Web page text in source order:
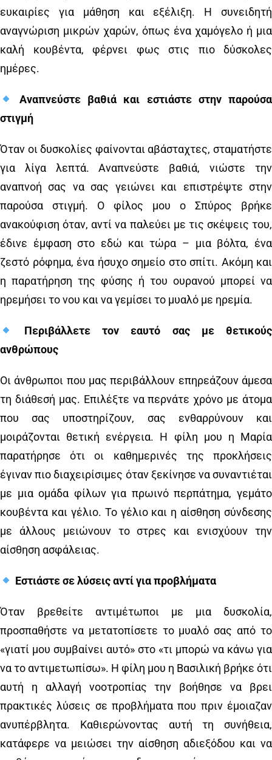
ευκαιρίες για μάθηση και εξέλιξη. Η συνειδητή
αναγνώριση μικρών χαρών, όπως ένα χαμόγελο ή μια
καλή κουβέντα, φέρνει φως στις πιο δύσκολες
ημέρες.
Αναπνεύστε βαθιά και εστιάστε στην παρούσα
στιγμή
Όταν οι δυσκολίες φαίνονται αβάσταχτες, σταματήστε
για λίγα λεπτά. Αναπνεύστε βαθιά, νιώστε την
αναπνοή σας να σας γειώνει και επιστρέψτε στην
παρούσα στιγμή. Ο φίλος μου ο Σπύρος βρήκε
ανακούφιση όταν, αντί να παλεύει με τις σκέψεις του,
έδινε έμφαση στο εδώ και τώρα – μια βόλτα, ένα
ζεστό ρόφημα, ένα ήσυχο σημείο στο σπίτι. Ακόμη και
η παρατήρηση της φύσης ή του ουρανού μπορεί να
ηρεμήσει το νου και να γεμίσει το μυαλό με ηρεμία.
Περιβάλλετε τον εαυτό σας με θετικούς
ανθρώπους
Οι άνθρωποι που μας περιβάλλουν επηρεάζουν άμεσα
τη διάθεσή μας. Επιλέξτε να περνάτε χρόνο με άτομα
που σας υποστηρίζουν, σας ενθαρρύνουν και
μοιράζονται θετική ενέργεια. Η φίλη μου η Μαρία
παρατήρησε ότι οι καθημερινές της προκλήσεις
έγιναν πιο διαχειρίσιμες όταν ξεκίνησε να συναντιέται
με μια ομάδα φίλων για πρωινό περπάτημα, γεμάτο
κουβέντα και γέλιο. Το γέλιο και η αίσθηση σύνδεσης
με άλλους μειώνουν το στρες και ενισχύουν την
αίσθηση ασφάλειας.
Εστιάστε σε λύσεις αντί για προβλήματα
Όταν βρεθείτε αντιμέτωποι με μια δυσκολία,
προσπαθήστε να μετατοπίσετε το μυαλό σας από το
«γιατί μου συμβαίνει αυτό» στο «τι μπορώ να κάνω για
να το αντιμετωπίσω». Η φίλη μου η Βασιλική βρήκε ότι
αυτή η αλλαγή νοοτροπίας την βοήθησε να βρει
πρακτικές λύσεις σε προβλήματα που πριν έμοιαζαν
ανυπέρβλητα. Καθιερώνοντας αυτή τη συνήθεια,
κατάφερε να μειώσει την αίσθηση αδιεξόδου και να